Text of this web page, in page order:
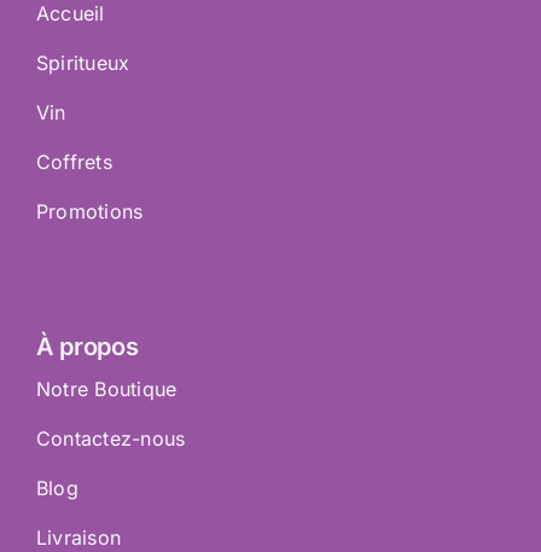
Accueil
Spiritueux
Vin
Coffrets
Promotions
À propos
Notre Boutique
Contactez-nous
Blog
Livraison